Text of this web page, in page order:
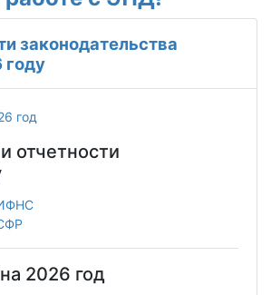
законодательства
году
год
отчетности
2026 год